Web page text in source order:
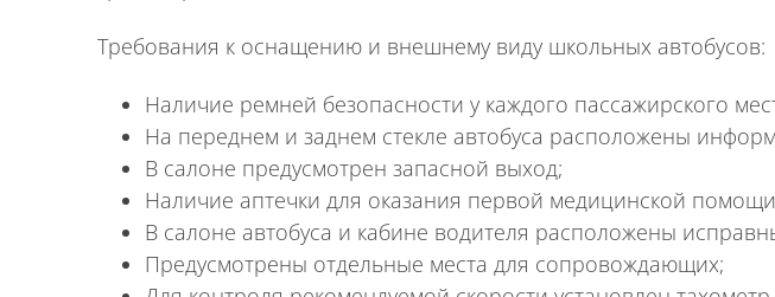
Требования к оснащению и внешнему виду школьных автобусов:
Наличие ремней безопасности у каждого пассажирского
На переднем и заднем стекле автобуса расположены
В салоне предусмотрен запасной выход;
Наличие аптечки для оказания первой медицинской
В салоне автобуса и кабине водителя расположены
Предусмотрены отдельные места для сопровождающих;